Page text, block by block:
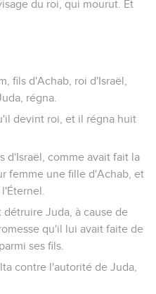
du roi, qui mourut. Et
fils d'Achab, roi d'Israël,
régna.
devint roi, et il régna huit
d'Israël, comme avait fait la
femme une fille d'Achab, et
Juda, à cause de
qu'il lui avait faite de
ses fils.
contre l'autorité de Juda,